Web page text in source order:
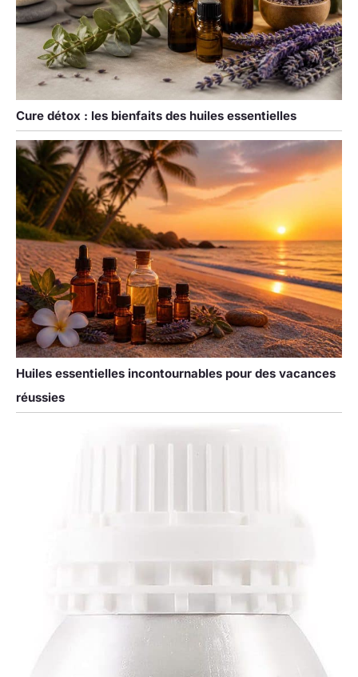
Cure détox : les bienfaits des huiles essentielles
Huiles essentielles incontournables pour des vacances
réussies